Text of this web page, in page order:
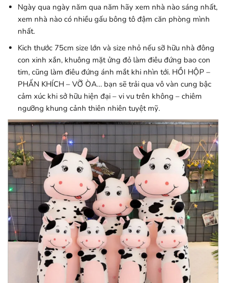
Ngày qua ngày năm qua năm hãy xem nhà nào sáng nhất,
xem nhà nào có nhiều gấu bông tô đậm căn phòng mình
nhất.
Kich thước 75cm size lớn và size nhỏ nếu sỡ hữu nhà đông
con xinh xắn, khuông mặt ửng đỏ làm điêu đứng bao con
tim, cũng làm điêu đứng ánh mắt khi nhìn tới. HỒI HỘP –
PHẤN KHÍCH – VỠ ÒA… bạn sẽ trải qua vô vàn cung bậc
cảm xúc khi sở hữu hiện đại – vi vu trên không – chiêm
ngưỡng khung cảnh thiên nhiên tuyệt mỹ.